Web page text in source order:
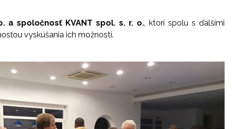
a spoločnosť KVANT spol. s. r. o., ktorí spolu s ďalšími
vyskúšania ich možností.